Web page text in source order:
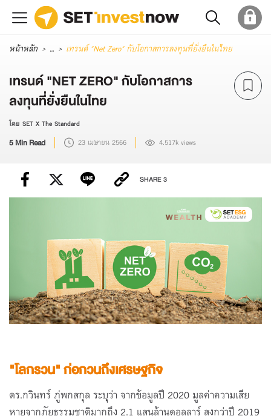
หน้าหลัก ... เทรนด์ "Net Zero" กับโอกาสการลงทุนที่ยั่งยืนในไทย
เทรนด์ "NET ZERO" กับโอกาสการ
ลงทุนที่ยั่งยืนในไทย
โดย SET X The Standard
5 Min Read 23 เมษายน 2566 4.517k views
SHARE3
"โลกรวน" ก่อกวนถึงเศรษฐกิจ
ดร.กวินทร์ ภู่พกสกุล ระบุว่า จากข้อมูลปี 2020 มูลค่าความเสีย
หายจากภัยธรรมชาติมากถึง 2.1 แสนล้านดอลลาร์ สูงกว่าปี 2019